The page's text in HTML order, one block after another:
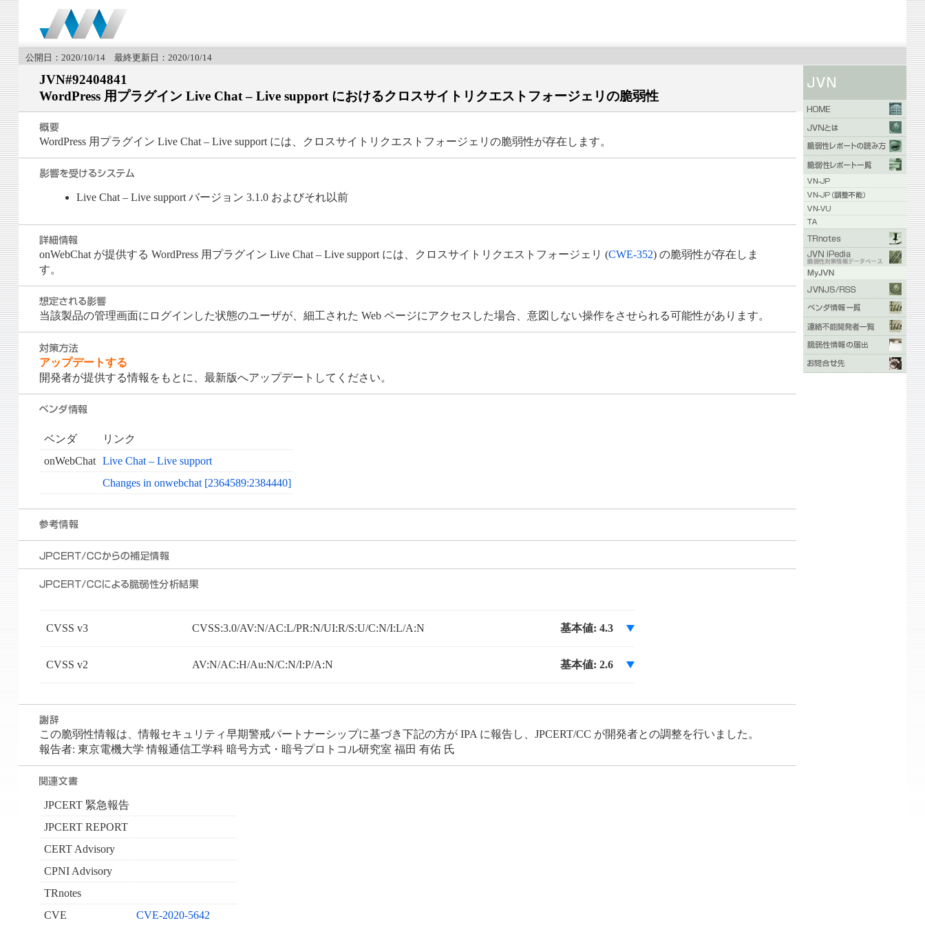
公開日：2020/10/14 最終更新日：2020/10/14
JVN#92404841
WordPress 用プラグイン Live Chat – Live support におけるクロスサイトリクエストフォージェリの脆弱性
WordPress 用プラグイン Live Chat – Live support には、クロスサイトリクエストフォージェリの脆弱性が存在します。
Live Chat – Live support バージョン 3.1.0 およびそれ以前
onWebChat が提供する WordPress 用プラグイン Live Chat – Live support には、クロスサイトリクエストフォージェリ (CWE-352) の脆弱性が存在しま
す。
当該製品の管理画面にログインした状態のユーザが、細工された Web ページにアクセスした場合、意図しない操作をさせられる可能性があります。
アップデートする
開発者が提供する情報をもとに、最新版へアップデートしてください。
ベンダ
リンク
onWebChat Live Chat – Live support
Changes in onwebchat [2364589:2384440]
CVSS v3 CVSS:3.0/AV:N/AC:L/PR:N/UI:R/S:U/C:N/I:L/A:N 基本値: 4.3
CVSS v2 AV:N/AC:H/Au:N/C:N/I:P/A:N 基本値: 2.6
この脆弱性情報は、情報セキュリティ早期警戒パートナーシップに基づき下記の方が IPA に報告し、JPCERT/CC が開発者との調整を行いました。
報告者: 東京電機大学 情報通信工学科 暗号方式・暗号プロトコル研究室 福田 有佑 氏
JPCERT 緊急報告
JPCERT REPORT
CERT Advisory
CPNI Advisory
TRnotes
CVE
CVE-2020-5642